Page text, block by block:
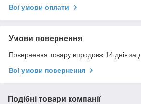
Всі умови оплати
Умови повернення
Повернення товару впродовж 14 днів за
Всі умови повернення
Подібні товари компанії